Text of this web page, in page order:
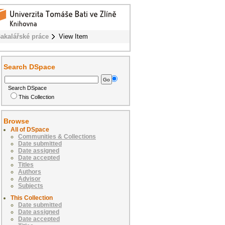
práce View Item
Search DSpace
Search DSpace
This Collection
Browse
All of DSpace
Communities & Collections
Date submitted
Date assigned
Date accepted
Titles
Authors
Advisor
Subjects
This Collection
Date submitted
Date assigned
Date accepted